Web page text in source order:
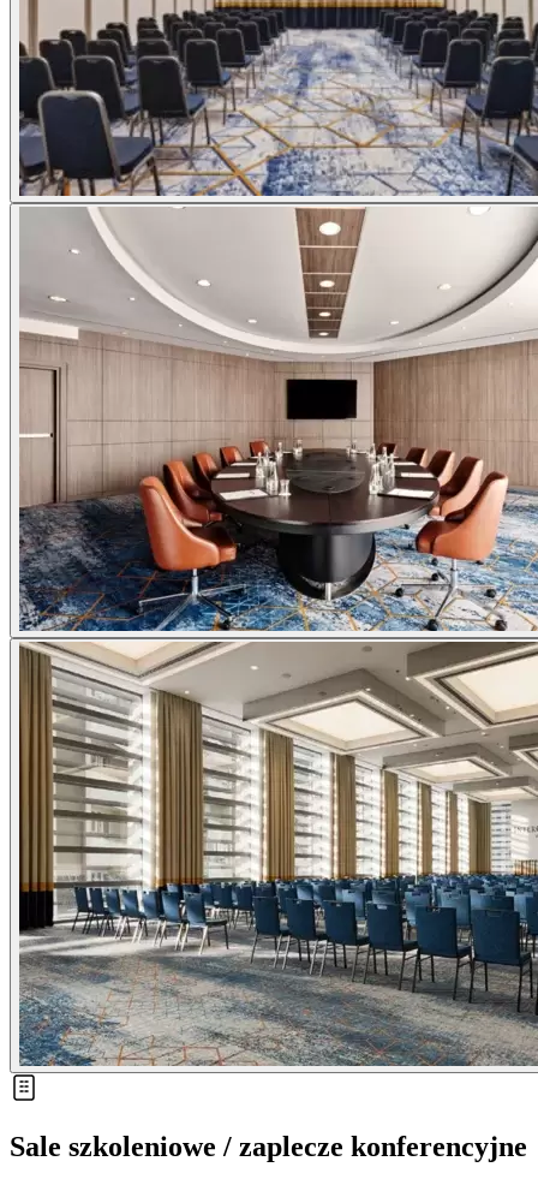
Sale szkoleniowe / zaplecze konferencyjne